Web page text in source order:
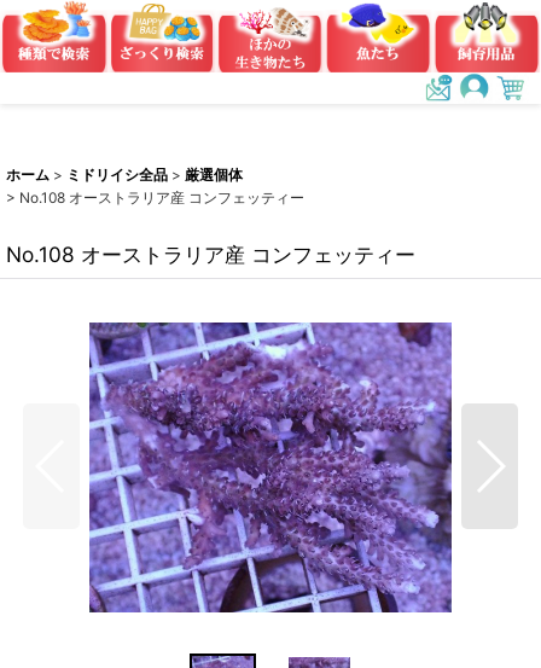
ホーム > ミドリイシ全品 > 厳選個体
> No.108 オーストラリア産 コンフェッティー
No.108 オーストラリア産 コンフェッティー